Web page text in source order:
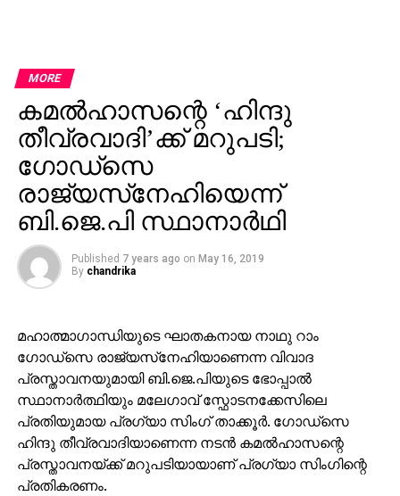
MORE
കമല്‍ഹാസന്റെ ‘ഹിന്ദു
തീവ്രവാദി’ക്ക് മറുപടി;
ഗോഡ്സെ
രാജ്യസ്‌നേഹിയെന്ന്
ബി.ജെ.പി സ്ഥാനാര്‍ഥി
Published 7 years ago on May 16, 2019
By chandrika
മഹാത്മാഗാന്ധിയുടെ ഘാതകനായ നാഥു റാം
ഗോഡ്സെ രാജ്യസ്‌നേഹിയാണെന്ന വിവാദ
പ്രസ്താവനയുമായി ബി.ജെ.പിയുടെ ഭോപ്പാല്‍
സ്ഥാനാര്‍ത്ഥിയും മലേഗാവ് സ്ഫോടനക്കേസിലെ
പ്രതിയുമായ പ്രഗ്യാ സിംഗ് താക്കൂര്‍. ഗോഡ്സെ
ഹിന്ദു തീവ്രവാദിയാണെന്ന നടന്‍ കമല്‍ഹാസന്റെ
പ്രസ്താവനയ്ക്ക് മറുപടിയായാണ് പ്രഗ്യാ സിംഗിന്റെ
പ്രതികരണം.